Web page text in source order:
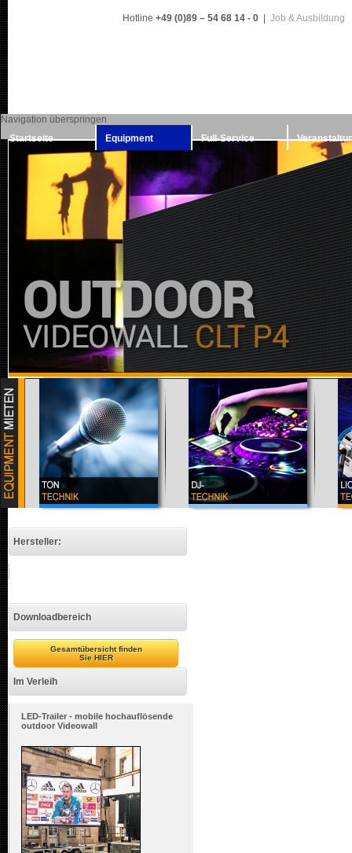
Hotline +49 (0)89 – 54 68 14 - 0 Job & Ausbildung
Navigation überspringen
Startseite
Equipment Full-Service
Hersteller:
Downloadbereich
Gesamtübersicht finden
Sie HIER
Im Verleih
LED-Trailer - mobile hochauflösende
outdoor Videowall